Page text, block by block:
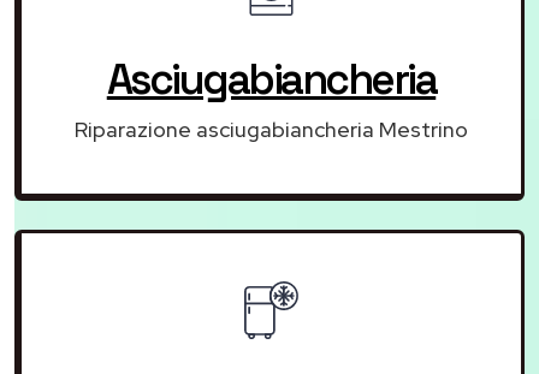
Asciugabiancheria
Riparazione asciugabiancheria Mestrino